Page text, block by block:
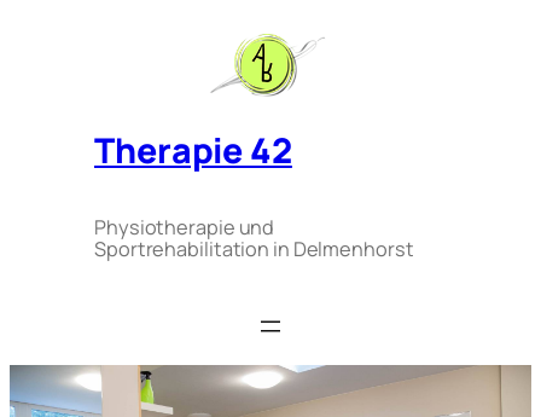
Therapie 42
Physiotherapie und
Sportrehabilitation in Delmenhorst